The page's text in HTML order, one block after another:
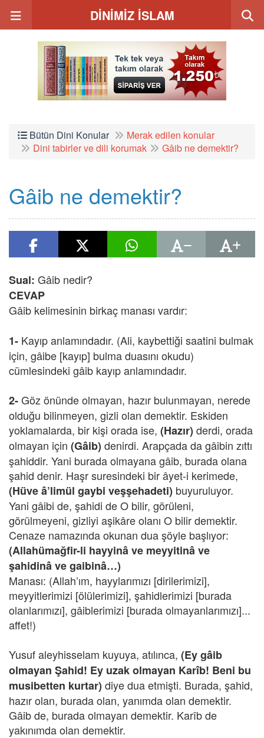
DİNİMİZ İSLAM
Bütün Dini Konular
Merak edilen konular
Dini tabirler ve dili korumak
Gâib ne demektir?
Gâib ne demektir?
Sual: Gâib nedir?
CEVAP
Gâib kelimesinin birkaç manası vardır:
1- Kayıp anlamındadır. (Ali, kaybettiği saatini bulmak
için, gâibe [kayıp] bulma duasını okudu)
cümlesindeki gâib kayıp anlamındadır.
2-Göz önünde olmayan, hazır bulunmayan, nerede
olduğu bilinmeyen, gizli olan demektir. Eskiden
yoklamalarda, bir kişi orada ise, (Hazır) derdi, orada
olmayan için (Gâib) denirdi. Arapçada da gâibin zıttı
şahiddir. Yani burada olmayana gâib, burada olana
şahid denir. Haşr suresindeki bir âyet-i kerimede,
(Hüve â’limül gaybi veşşehadeti) buyuruluyor.
Yani gâibi de, şahidi de O bilir, görüleni,
görülmeyeni, gizliyi aşikâre olanı O bilir demektir.
Cenaze namazında okunan dua şöyle başlıyor:
(Allahümağfir-li hayyinâ ve meyyitinâ ve
şahidinâ ve gaibinâ…)
Manası: (Allah’ım, hayylarımızı [dirilerimizi],
meyyitlerimizi [ölülerimizi], şahidlerimizi [burada
olanlarımızı], gâiblerimizi [burada olmayanlarımızı]...
affet!)
Yusuf aleyhisselam kuyuya, atılınca, (Ey gâib
olmayan Şahid! Ey uzak olmayan Karîb! Beni bu
musibetten kurtar) diye dua etmişti. Burada, şahid,
hazır olan, burada olan, yanımda olan demektir.
Gâib de, burada olmayan demektir. Karîb de
yakınımda olan demektir.